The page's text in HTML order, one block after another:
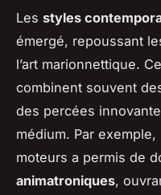
Les styles
émergé, repoussant
l’art marionnettique.
combinent souvent
des percées
médium. Par
moteurs a permis de
animatroniques,